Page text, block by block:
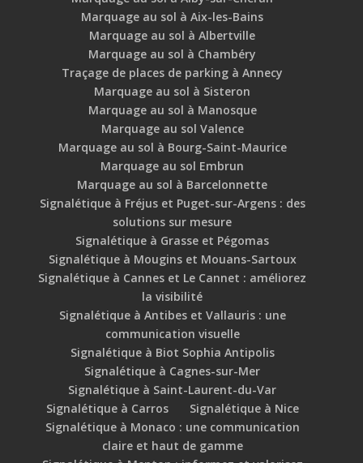
Marquage au sol à Aix-les-Bains
Marquage au sol à Albertville
Marquage au sol à Chambéry
Traçage de places de parking à Annecy
Marquage au sol à Sisteron
Marquage au sol à Manosque
Marquage au sol Valence
Marquage au sol à Bourg-Saint-Maurice
Marquage au sol Embrun
Marquage au sol à Barcelonnette
Signalétique à Fréjus et Puget-sur-Argens : des
solutions sur mesure
Signalétique à Grasse et Pégomas
Signalétique à Mougins et Mouans-Sartoux
Signalétique à Cannes et Le Cannet : améliorez
la visibilité
Signalétique à Antibes et Vallauris : une
communication visuelle
Signalétique à Biot Sophia Antipolis
Signalétique à Cagnes-sur-Mer
Signalétique à Saint-Laurent-du-Var
Signalétique à Carros
Signalétique à Nice
Signalétique à Monaco : une communication
claire et haut de gamme